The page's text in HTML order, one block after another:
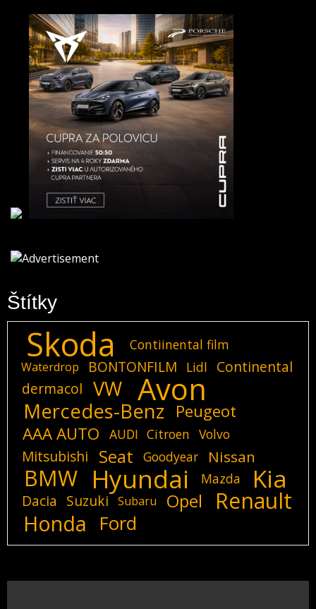
Štítky
Skoda Contiinental film
Waterdrop BONTONFILM Lidl
Continental
dermacol
VW Avon
Mercedes-Benz
Peugeot
AAA AUTO
AUDI Citroen Volvo
Mitsubishi Seat Goodyear Nissan
BMW Hyundai Mazda Kia
Dacia Suzuki Subaru Opel Renault
Honda Ford